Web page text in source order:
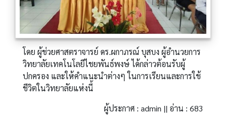
โดย ผู้ช่วยศาสตราจารย์ ดร.ผกาภรณ์ บุสบง ผู้อำนวยการ
วิทยาลัยเทคโนโลยีไชยพันธ์พงษ์ ได้กล่าวต้อนรับผู้
ปกครอง และให้คำแนะนำต่างๆ ในการเรียนและการใช้
ชีวิตในวิทยาลัยแห่งนี้
ผู้ประกาศ : admin || อ่าน : 683